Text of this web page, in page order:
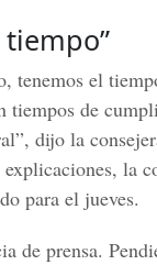
tiempo”
tenemos el
tiempos de
”, dijo la
la
para el jueves.
de prensa.